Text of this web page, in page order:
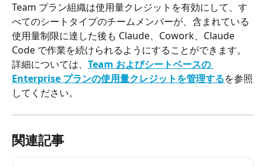
Team プラン組織は使用量クレジットを有効にして、す
べてのシートタイプのチームメンバーが、含まれている
使用量制限に達した後も Claude、Cowork、Claude
Code で作業を続けられるようにすることができます。
詳細については、 Team およびシートベースの
Enterprise プランの使用量クレジットを管理するを参照
してください。
関連記事